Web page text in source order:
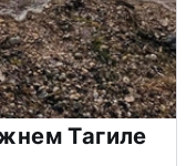
Тагиле